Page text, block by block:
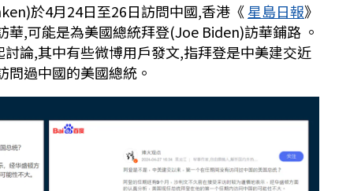
於4月24日至26日訪問中國,香港《星島日報》
,可能是為美國總統拜登(Joe Biden)訪華鋪路 。
論,其中有些微博用戶發文,指拜登是中美建交近
問過中國的美國總統。